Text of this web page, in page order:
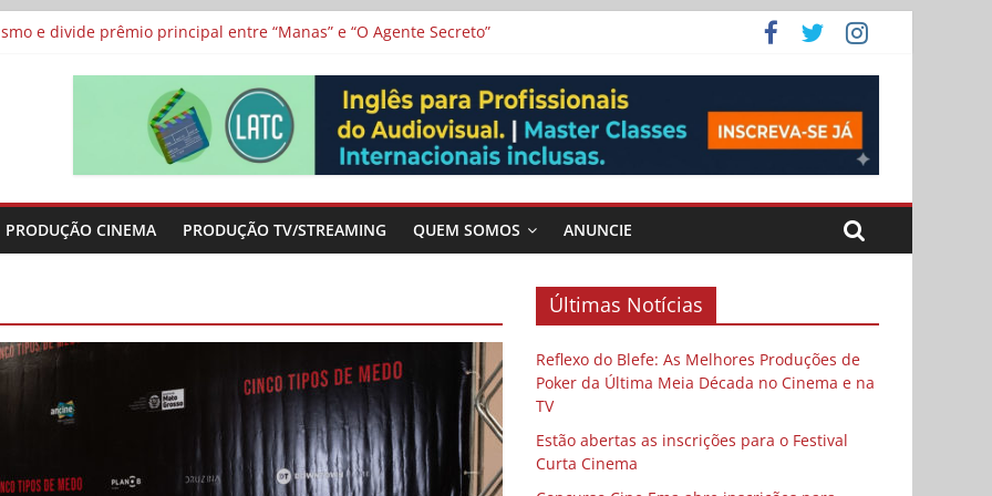
adaptação brasileira de série argentina para o cinema
e divide prêmio principal entre “Manas” e “O Agente Secreto”
Poker da Última Meia Década no Cinema e na TV
Cinema
de escolas públicas
PRODUÇÃO CINEMA PRODUÇÃO TV/STREAMING QUEM SOMOS ANUNCIE
Últimas Notícias
Reflexo do Blefe: As Melhores Produções de
Poker da Última Meia Década no Cinema e na
TV
Estão abertas as inscrições para o Festival
Curta Cinema